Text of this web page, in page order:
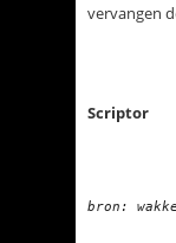
vervangen
Scriptor
bron: